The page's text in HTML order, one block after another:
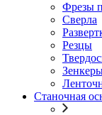
Фрезы
Сверла
Резцы
Станочная